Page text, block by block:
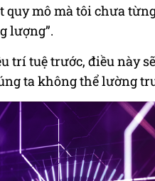
quy mô mà tôi chưa
lượng”.
trí tuệ trước, điều này
ta không thể lường